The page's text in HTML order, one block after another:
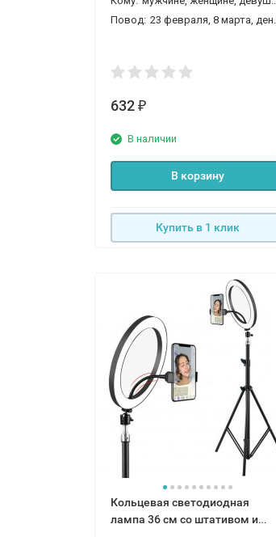
Повод: 23 февраля, 8 марта, день рождения, новый год, новоселье
632 ₽
В наличии
В корзину
Купить в 1 клик
Кольцевая светодиодная
лампа 36 см со штативом и